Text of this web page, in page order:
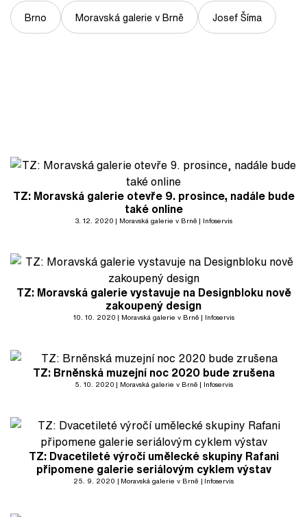
Brno Moravská galerie v Brně Josef Šíma
TZ: Moravská galerie otevře 9. prosince, nadále bude
také online
3. 12. 2020 Moravská galerie v Brně Infoservis
TZ: Moravská galerie vystavuje na Designbloku nově
zakoupený design
10. 10. 2020 Moravská galerie v Brně Infoservis
TZ: Brněnská muzejní noc 2020 bude zrušena
5. 10. 2020 Moravská galerie v Brně Infoservis
TZ: Dvacetileté výročí umělecké skupiny Rafani
připomene galerie seriálovým cyklem výstav
25. 9. 2020 Moravská galerie v Brně Infoservis